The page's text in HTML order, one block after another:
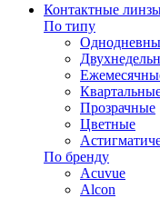
Контактные
По типу
Прозрачные
Цветные
По бренду
Acuvue
Alcon